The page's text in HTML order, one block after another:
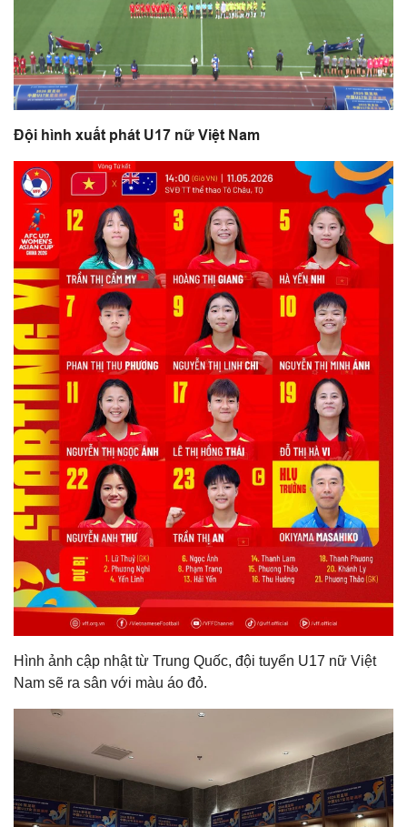
Đội hình xuất phát U17 nữ Việt Nam
Hình ảnh cập nhật từ Trung Quốc, đội tuyển U17 nữ Việt
Nam sẽ ra sân với màu áo đỏ.